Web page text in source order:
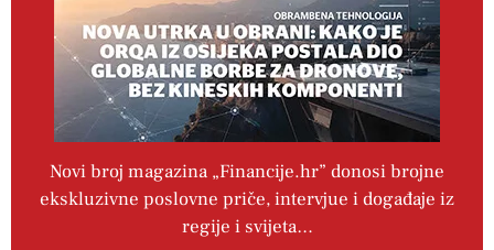
Novi broj magazina „Financije.hr” donosi brojne
ekskluzivne poslovne priče, intervjue i događaje iz
regije i svijeta…